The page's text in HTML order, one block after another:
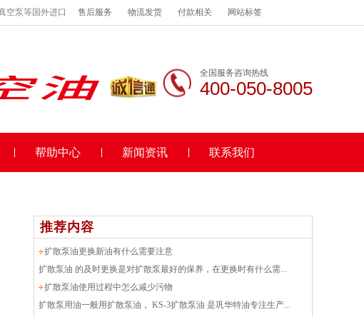
空泵等国外进口 售后服务 物流发货 付款相关 网站标签
全国服务咨询热线
400-050-8005
帮助中心 新闻资讯 联系我们
推荐内容
扩散泵油更换新油有什么需要注意
扩散泵油 的及时更换是对扩散泵最好的保养，在更换时有什么需...
扩散泵油使用过程中怎么减少污物
扩散泵用油一般用扩散泵油， KS-3扩散泵油 是巩华特油专注生产...